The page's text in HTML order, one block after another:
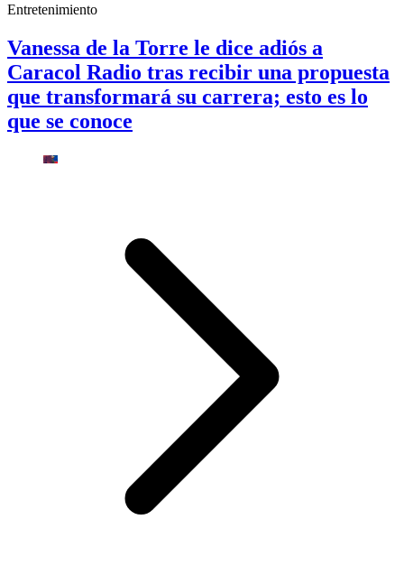
Entretenimiento
Vanessa de la Torre le dice adiós a
Caracol Radio tras recibir una propuesta
que transformará su carrera; esto es lo
que se conoce